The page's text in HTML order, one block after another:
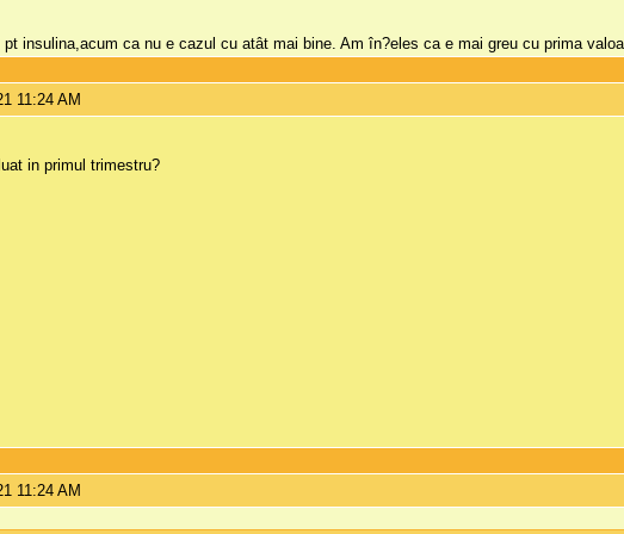
pt insulina,acum ca nu e cazul cu atât mai bine. Am în?eles ca e mai greu cu prima
11:24 AM
in primul trimestru?
11:24 AM